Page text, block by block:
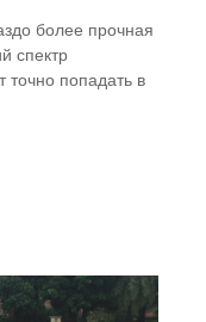
более прочная
спектр
точно попадать в